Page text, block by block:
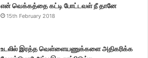
என் வெக்கத்தை கட்டி போட்டவள் நீ தானே
15th February 2018
உடலில் இரத்த வெள்ளையணுக்களை அதிகரிக்க